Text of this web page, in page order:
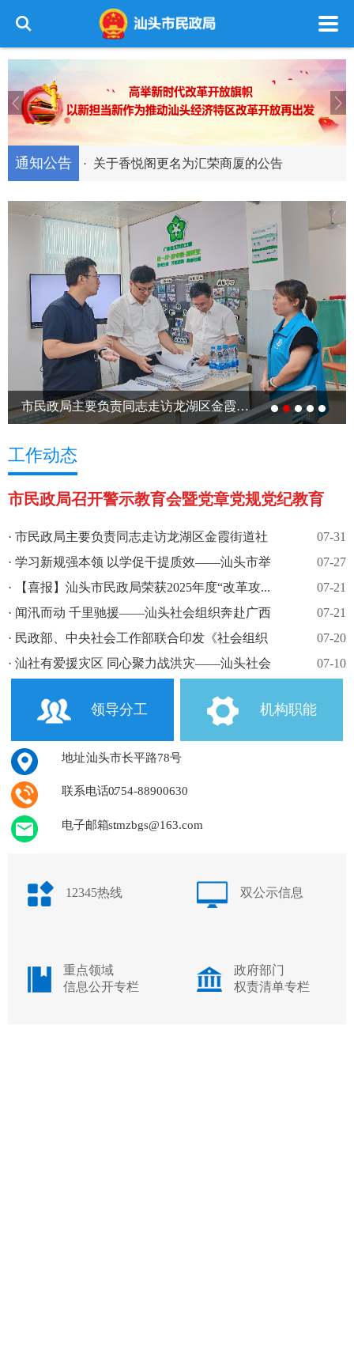
通知公告
·2026年度市级养老机构“双随机、一公开”检
· 关于香悦阁更名为汇荣商厦的公告
织评比表彰...
· 转发关于延长行政规范性文件有效期的通知
· 汕头市民政局关于举报“山寨社团”和非法社
会组织事...
·关于规范做好市级行业协会商会换届事前审
核报备工作...
· 关于规范做好市级一般性社会团体换届事前
审核报备工...
市民政局主要负责同志走访龙湖区金霞街道社工站...
工作动态
市民政局召开警示教育会暨党章党规党纪教育
· 市民政局主要负责同志走访龙湖区金霞街道社
工站...
07-31
· 学习新规强本领 以学促干提质效——汕头市举
办...
07-27
·
【喜报】汕头市民政局荣获2025年度“改革攻...
07-21
· 闻汛而动 千里驰援——汕头社会组织奔赴广西
一...
07-21
· 民政部、中央社会工作部联合印发《社会组织
评比...
07-20
· 汕社有爱援灾区 同心聚力战洪灾——汕头社会
07-10
领导分工 机构职能
地址：汕头市长平路78号
联系电话：0754-88900630
电子邮箱：stmzbgs@163.com
12345热线 双公示信息
重点领域
信息公开专栏
政府部门
权责清单专栏